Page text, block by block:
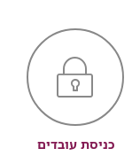
כניסת עובדים